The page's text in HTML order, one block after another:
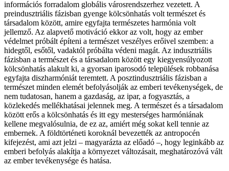
információs forradalom globális városrendszerhez vezetett. A
preindusztriális fázisban gyenge kölcsönhatás volt természet és
társadalom között, amire egyfajta természetes harmónia volt
jellemző. Az alapvető motiváció ekkor az volt, hogy az ember
védelmet próbált építeni a természet veszélyes erőivel szemben: a
hidegtől, esőtől, vadaktól próbálta védeni magát. Az indusztriális
fázisban a természet és a társadalom között egy kiegyensúlyozott
kölcsönhatás alakult ki, a gyorsan iparosodó települések robbanása
egyfajta diszharmóniát teremtett. A posztindusztriális fázisban a
természet minden elemét befolyásolják az emberi tevékenységek, de
nem tudatosan, hanem a gazdaság, az ipar, a fogyasztás, a
közlekedés mellékhatásai jelennek meg. A természet és a társadalom
között erős a kölcsönhatás és itt egy mesterséges harmóniának
kellene megvalósulnia, de ez az, amiért még sokat kell tennie az
embernek. A földtörténeti koroknál bevezették az antropocén
kifejezést, ami azt jelzi – magyarázta az előadó –, hogy leginkább az
emberi befolyás alakítja a környezet változásait, meghatározóvá vált
az ember tevékenysége és hatása.